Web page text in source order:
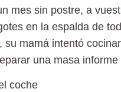
mes sin postre, a
en la espalda de
su mamá intentó
una masa
coche